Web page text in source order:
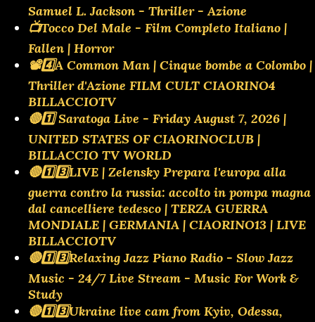
Samuel L. Jackson - Thriller - Azione
📺Tocco Del Male - Film Completo Italiano |
Fallen | Horror
📽️4️⃣A Common Man | Cinque bombe a Colombo |
Thriller d'Azione FILM CULT CIAORINO4
BILLACCIOTV
🔴1️⃣ Saratoga Live - Friday August 7, 2026 |
UNITED STATES OF CIAORINOCLUB |
BILLACCIO TV WORLD
🔴1️⃣3️⃣LIVE | Zelensky Prepara l'europa alla
guerra contro la russia: accolto in pompa magna
dal cancelliere tedesco | TERZA GUERRA
MONDIALE | GERMANIA | CIAORINO13 | LIVE
BILLACCIOTV
🔴1️⃣3️⃣Relaxing Jazz Piano Radio - Slow Jazz
Music - 24/7 Live Stream - Music For Work &
Study
🔴1️⃣3️⃣Ukraine live cam from Kyiv, Odessa,